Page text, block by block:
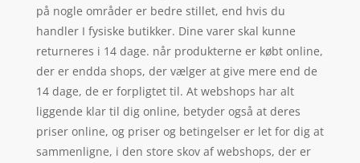
på nogle områder er bedre stillet, end hvis du
handler I fysiske butikker. Dine varer skal kunne
returneres i 14 dage. når produkterne er købt online,
der er endda shops, der vælger at give mere end de
14 dage, de er forpligtet til. At webshops har alt
liggende klar til dig online, betyder også at deres
priser online, og priser og betingelser er let for dig at
sammenligne, i den store skov af webshops, der er